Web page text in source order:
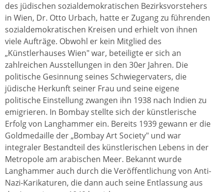
des jüdischen sozialdemokratischen Bezirksvorstehers
in Wien, Dr. Otto Urbach, hatte er Zugang zu führenden
sozialdemokratischen Kreisen und erhielt von ihnen
viele Aufträge. Obwohl er kein Mitglied des
„Künstlerhauses Wien" war, beteiligte er sich an
zahlreichen Ausstellungen in den 30er Jahren. Die
politische Gesinnung seines Schwiegervaters, die
jüdische Herkunft seiner Frau und seine eigene
politische Einstellung zwangen ihn 1938 nach Indien zu
emigrieren. In Bombay stellte sich der künstlerische
Erfolg von Langhammer ein. Bereits 1939 gewann er die
Goldmedaille der „Bombay Art Society" und war
integraler Bestandteil des künstlerischen Lebens in der
Metropole am arabischen Meer. Bekannt wurde
Langhammer auch durch die Veröffentlichung von Anti-
Nazi-Karikaturen, die dann auch seine Entlassung aus